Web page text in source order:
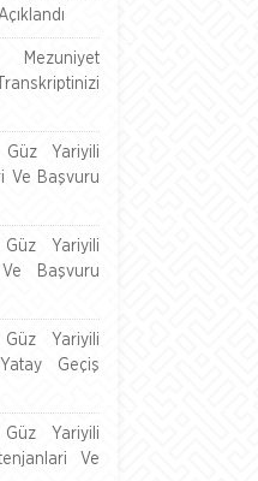
Mezuniyet
Güz Yariyili
Ve Başvuru
Yariyili
Başvuru
Yariyili
Geçiş
Yariyili
Ve